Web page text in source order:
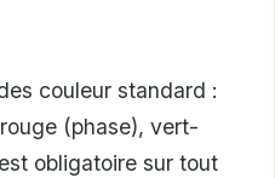
couleur standard :
(phase), vert-
obligatoire sur tout